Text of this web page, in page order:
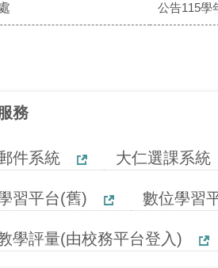
公告115學
務
件系統 大仁選課系統
習平台(舊) 數位學習
學評量(由校務平台登入)